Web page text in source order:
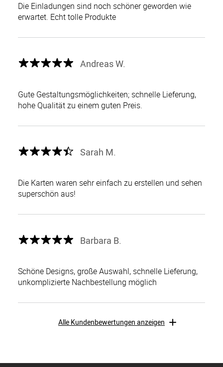
Die Einladungen sind noch schöner geworden wie
erwartet. Echt tolle Produkte
Andreas W.
Gute Gestaltungsmöglichkeiten; schnelle Lieferung,
hohe Qualität zu einem guten Preis.
Sarah M.
Die Karten waren sehr einfach zu erstellen und sehen
superschön aus!
Barbara B.
Schöne Designs, große Auswahl, schnelle Lieferung,
unkomplizierte Nachbestellung möglich
Alle Kundenbewertungen anzeigen